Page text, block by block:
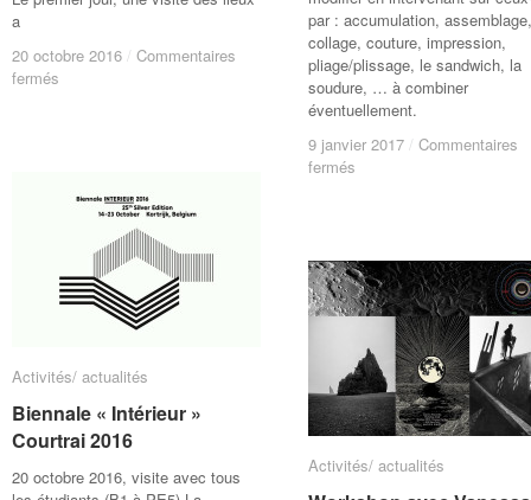
par : accumulation, assemblage,
collage, couture, impression,
pliage/plissage, le sandwich, la
soudure, … à combiner
éventuellement.
9 janvier 2017 / Commentaires
fermés
matériaux
rigides
9 janvier 2017 / Commentaires
fermés
matériaux
rigides
a
20 octobre 2016 / Commentaires
fermés
récréation »
20 octobre 2016 / Commentaires
fermés
récréation »
Activités/ actualités
Biennale « Intérieur »
Courtrai 2016
20 octobre 2016, visite avec tous
Activités/ actualités
Biennale « Intérieur »
Courtrai 2016
Activités/ actualités
Activités/ actualités